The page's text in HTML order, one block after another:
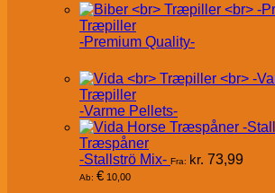
Træpiller
-Premium Quality-
Træpiller
-Varme Pellets-
Træspåner
-Stallströ Mix- Fra: kr. 73,99
Ab: € 10,00